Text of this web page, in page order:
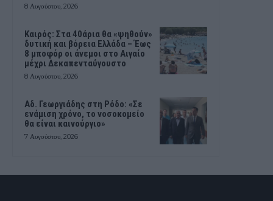
8 Αυγούστου, 2026
Καιρός: Στα 40άρια θα «ψηθούν»
δυτική και βόρεια Ελλάδα – Έως
8 μποφόρ οι άνεμοι στο Αιγαίο
μέχρι Δεκαπενταύγουστο
8 Αυγούστου, 2026
Αδ. Γεωργιάδης στη Ρόδο: «Σε
ενάμιση χρόνο, το νοσοκομείο
θα είναι καινούργιο»
7 Αυγούστου, 2026